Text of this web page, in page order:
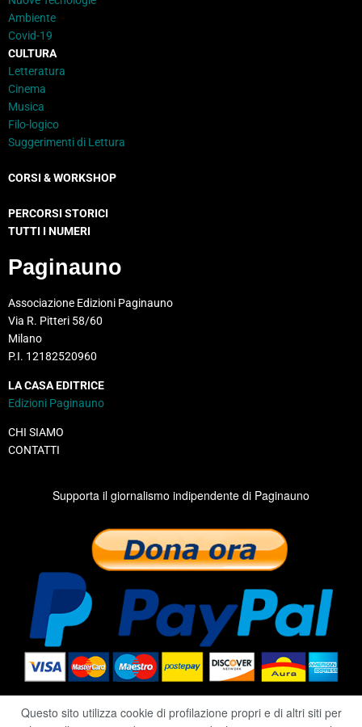
Ambiente
Covid-19
CULTURA
Letteratura
Cinema
Musica
Filo-logico
Suggerimenti di Lettura
CORSI & WORKSHOP
PERCORSI STORICI
TUTTI I NUMERI
Paginauno
Associazione Edizioni Paginauno
Via R. Pitteri 58/60
Milano
P.I. 12182520960
LA CASA EDITRICE
Edizioni Paginauno
CHI SIAMO
CONTATTI
Supporta il giornalismo indipendente di Paginauno
Questo sito utilizza cookie di profilazione propri e di altri siti per